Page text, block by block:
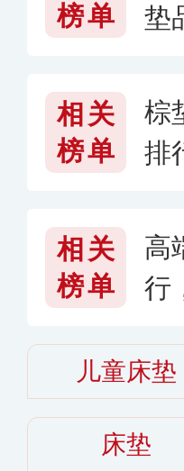
榜单
垫
相关
榜单
棕
排
相关
榜单
高
行
儿童床垫
床垫